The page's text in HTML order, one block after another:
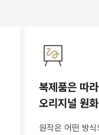
복제품은 따
오리지널 원
원작은 어떤 방